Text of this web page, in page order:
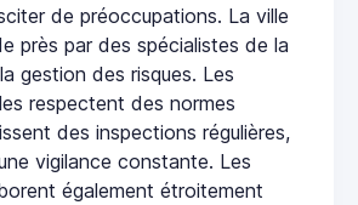
de préoccupations. La ville
près par des spécialistes de la
gestion des risques. Les
respectent des normes
des inspections régulières,
vigilance constante. Les
également étroitement